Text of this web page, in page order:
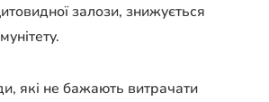
залози, знижується
які не бажають витрачати